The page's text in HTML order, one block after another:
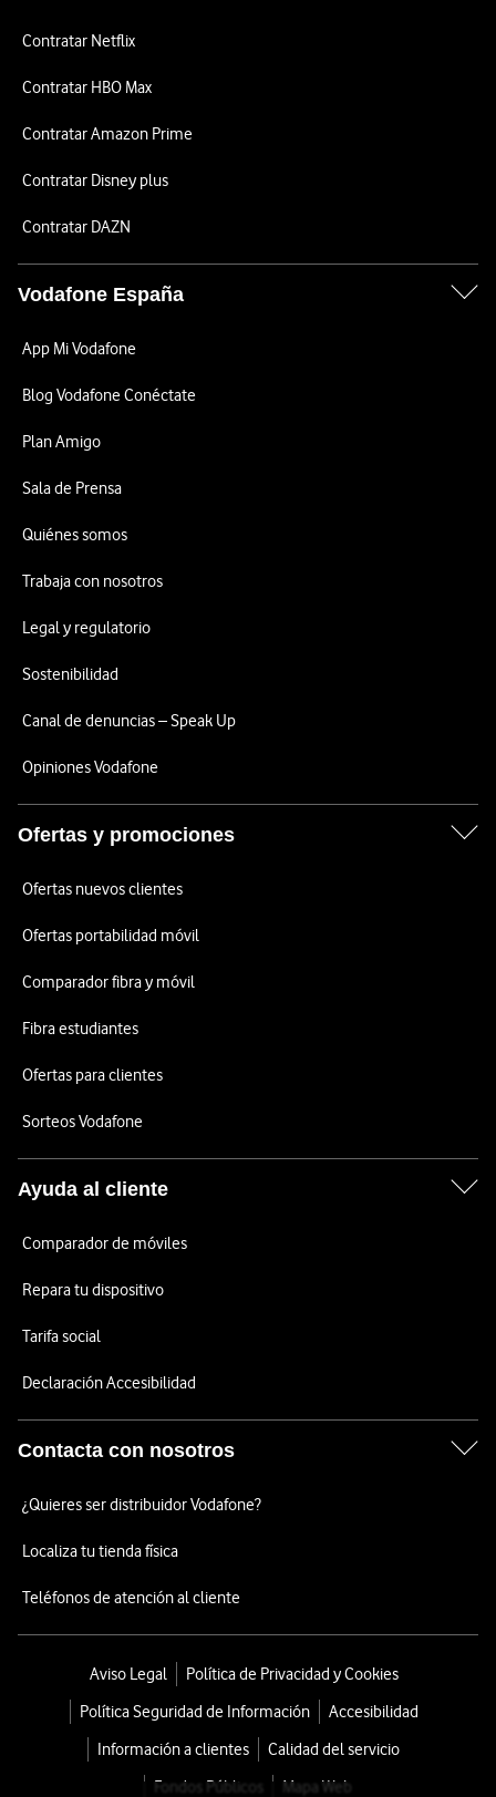
Contratar Netflix
Contratar HBO Max
Contratar Amazon Prime
Contratar Disney plus
Contratar DAZN
Vodafone España
App Mi Vodafone
Blog Vodafone Conéctate
Plan Amigo
Sala de Prensa
Quiénes somos
Trabaja con nosotros
Legal y regulatorio
Sostenibilidad
Canal de denuncias – Speak Up
Opiniones Vodafone
Ofertas y promociones
Ofertas nuevos clientes
Ofertas portabilidad móvil
Comparador fibra y móvil
Fibra estudiantes
Ofertas para clientes
Sorteos Vodafone
Ayuda al cliente
Comparador de móviles
Repara tu dispositivo
Tarifa social
Declaración Accesibilidad
Contacta con nosotros
¿Quieres ser distribuidor Vodafone?
Localiza tu tienda física
Teléfonos de atención al cliente
Aviso Legal
Política de Privacidad y Cookies
Política Seguridad de Información
Accesibilidad
Información a clientes
Calidad del servicio
Fondos Públicos
Mapa Web